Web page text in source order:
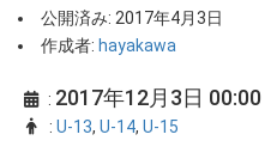
公開済み: 2017年4月3日
作成者: hayakawa
: 2017年12月3日 00:00
: U-13, U-14, U-15